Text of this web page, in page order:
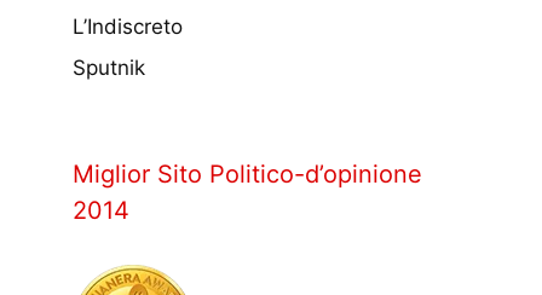
L’Indiscreto
Sputnik
Miglior Sito Politico-d’opinione
2014